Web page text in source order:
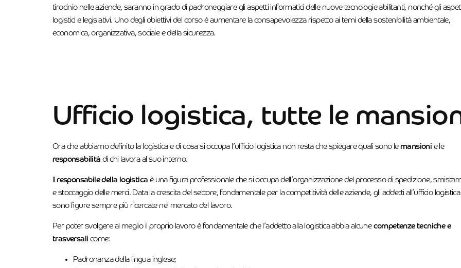
tirocinio nelle aziende, saranno in grado di padroneggiare gli aspetti informatici delle nuove tecnologie abilitanti, nonché gli
logistici e legislativi. Uno degli obiettivi del corso è aumentare la consapevolezza rispetto ai temi della sostenibilità ambientale,
economica, organizzativa, sociale e della sicurezza.
Ufficio logistica, tutte le
Ora che abbiamo definito la logistica e di cosa si occupa l’ufficio logistica non resta che spiegare quali sono lemansioni e le
responsabilità di chi lavora al suo interno.
Ilresponsabile della logistica è una figura professionale che si occupa dell’organizzazione del processo di spedizione,
e stoccaggio delle merci. Data la crescita del settore, fondamentale per la competitività delle aziende, gli addetti all’ufficio logistica
sono figure sempre più ricercate nel mercato del lavoro.
Per poter svolgere al meglio il proprio lavoro è fondamentale che l’addetto alla logistica abbia alcune competenze tecniche e
trasversali come:
Padronanza della lingua inglese;